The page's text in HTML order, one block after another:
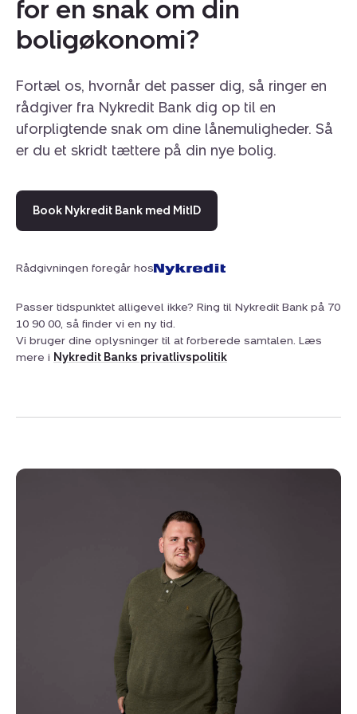
for en snak om din
boligøkonomi?
Fortæl os, hvornår det passer dig, så ringer en
rådgiver fra Nykredit Bank dig op til en
uforpligtende snak om dine lånemuligheder. Så
er du et skridt tættere på din nye bolig.
Book Nykredit Bank med MitID
Rådgivningen foregår hos
Passer tidspunktet alligevel ikke? Ring til Nykredit Bank på 70
10 90 00, så finder vi en ny tid.
Vi bruger dine oplysninger til at forberede samtalen. Læs
mere i Nykredit Banks privatlivspolitik